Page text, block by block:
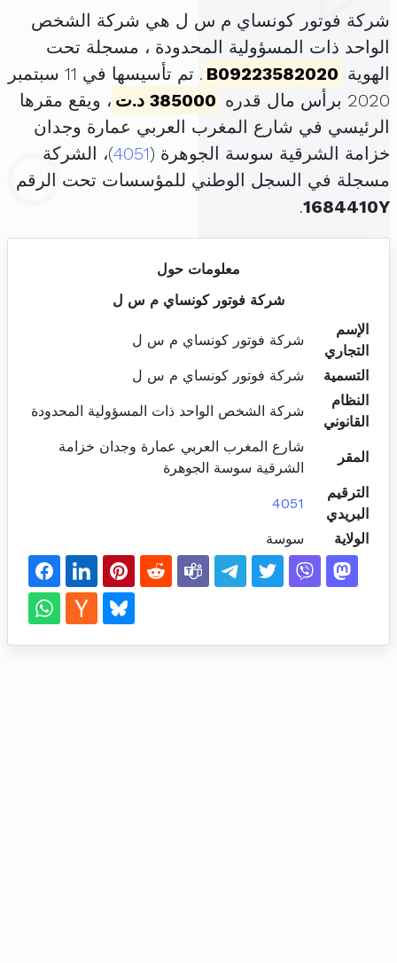
شركة فوتور كونساي م س ل هي شركة الشخص
الواحد ذات المسؤولية المحدودة ، مسجلة تحت
الهوية B09223582020
. تم تأسيسها في 11 سبتمبر
2020 برأس مال قدره
385000 د.ت
، ويقع مقرها
الرئيسي في شارع المغرب العربي عمارة وجدان
خزامة الشرقية سوسة الجوهرة (4051)، الشركة
مسجلة في السجل الوطني للمؤسسات تحت الرقم
1684410Y
.
معلومات حول
شركة فوتور كونساي م س ل
الإسم
التجاري
شركة فوتور كونساي م س ل
التسمية
شركة فوتور كونساي م س ل
النظام
القانوني
شركة الشخص الواحد ذات المسؤولية المحدودة
المقر
شارع المغرب العربي عمارة وجدان خزامة
الشرقية سوسة الجوهرة
الترقيم
البريدي
4051
الولاية سوسة